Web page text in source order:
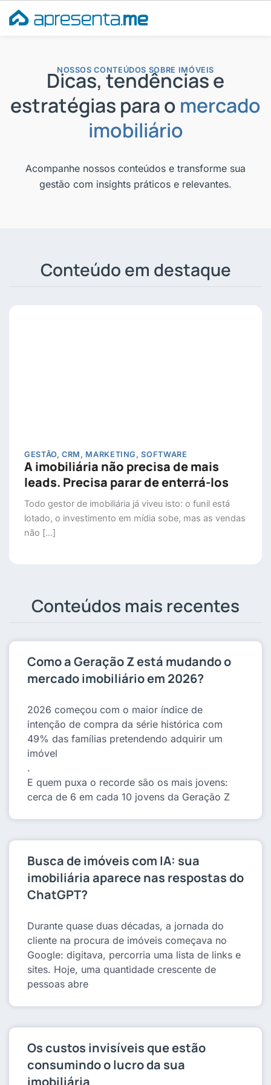
para
NOSSOS CONTEÚDOS SOBRE IMÓVEIS
Dicas, tendências e
estratégias para o mercado
imobiliário
Acompanhe nossos conteúdos e transforme sua
gestão com insights práticos e relevantes.
Conteúdo em destaque
GESTÃO,CRM , MARKETING ,SOFTWARE
A imobiliária não precisa de mais
leads. Precisa parar de enterrá-los
Todo gestor de imobiliária já viveu isto: o funil está
lotado, o investimento em mídia sobe, mas as vendas
não […]
Conteúdos mais recentes
Como a Geração Z está mudando o
mercado imobiliário em 2026?
2026 começou com o maior índice de
intenção de compra da série histórica com
49% das famílias pretendendo adquirir um
imóvel
.
E quem puxa o recorde são os mais jovens:
cerca de 6 em cada 10 jovens da Geração Z
Busca de imóveis com IA: sua
imobiliária aparece nas respostas do
ChatGPT?
Durante quase duas décadas, a jornada do
cliente na procura de imóveis começava no
Google: digitava, percorria uma lista de links e
sites. Hoje, uma quantidade crescente de
pessoas abre
Os custos invisíveis que estão
consumindo o lucro da sua